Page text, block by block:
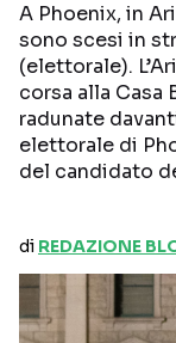
A Phoenix, in
sono scesi in
(elettorale).
corsa alla Casa
radunate
elettorale di
del candidato
di REDAZIONE